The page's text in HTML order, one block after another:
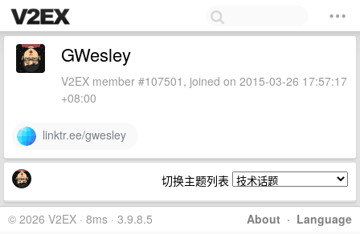
GWesley
V2EX member #107501, joined on 2015-03-26 17:57:17
+08:00
linktr.ee/gwesley
切换主题列表
About · Language
© 2026 V2EX · 8ms · 3.9.8.5